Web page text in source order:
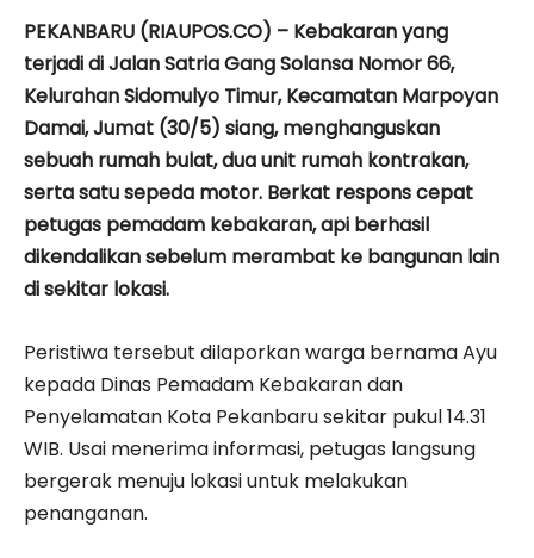
PEKANBARU (RIAUPOS.CO) – Kebakaran yang
terjadi di Jalan Satria Gang Solansa Nomor 66,
Kelurahan Sidomulyo Timur, Kecamatan Marpoyan
Damai, Jumat (30/5) siang, menghanguskan
sebuah rumah bulat, dua unit rumah kontrakan,
serta satu sepeda motor. Berkat respons cepat
petugas pemadam kebakaran, api berhasil
dikendalikan sebelum merambat ke bangunan lain
di sekitar lokasi.
Peristiwa tersebut dilaporkan warga bernama Ayu
kepada Dinas Pemadam Kebakaran dan
Penyelamatan Kota Pekanbaru sekitar pukul 14.31
WIB. Usai menerima informasi, petugas langsung
bergerak menuju lokasi untuk melakukan
penanganan.